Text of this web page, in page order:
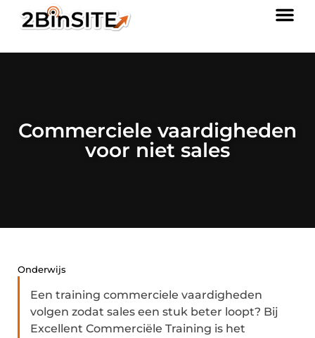
Commerciele vaardigheden
voor niet sales
Onderwijs
Een training commerciele vaardigheden
volgen zodat sales een stuk beter loopt? Bij
Excellent Commerciële Training is het